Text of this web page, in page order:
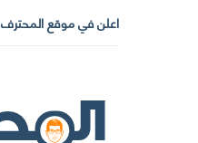
اعلن في موقع المحترف